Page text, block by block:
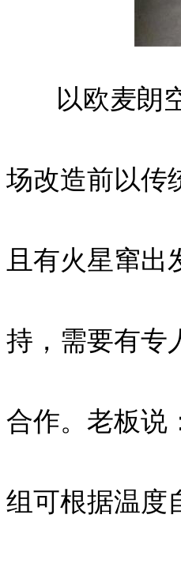
以欧麦朗空
场改造前以传
且有火星窜
持，需要有专
合作。老板说
组可根据温度